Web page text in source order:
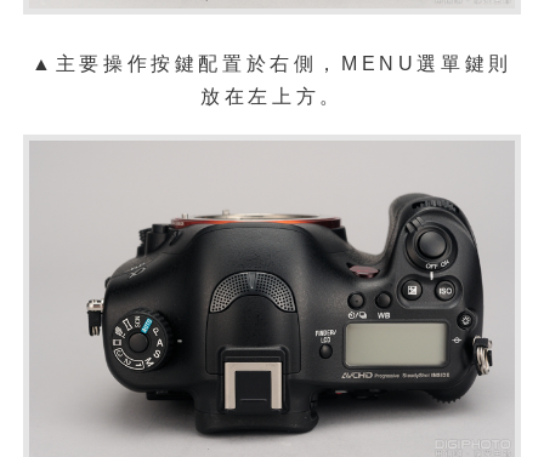
▲主要操作按鍵配置於右側，MENU選單鍵則
放在左上方。